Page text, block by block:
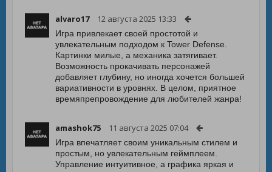
alvaro17 12 августа 2025 13:33
Игра привлекает своей простотой и
увлекательным подходом к Tower Defense.
Картинки милые, а механика затягивает.
Возможность прокачивать персонажей
добавляет глубину, но иногда хочется большей
вариативности в уровнях. В целом, приятное
времяпрепровождение для любителей жанра!
amashok75 11 августа 2025 07:04
Игра впечатляет своим уникальным стилем и
простым, но увлекательным геймплеем.
Управление интуитивное, а графика яркая и